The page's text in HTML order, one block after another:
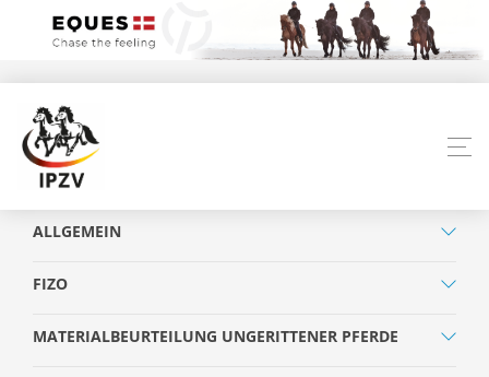
ALLGEMEIN
FIZO
MATERIALBEURTEILUNG UNGERITTENER PFERDE